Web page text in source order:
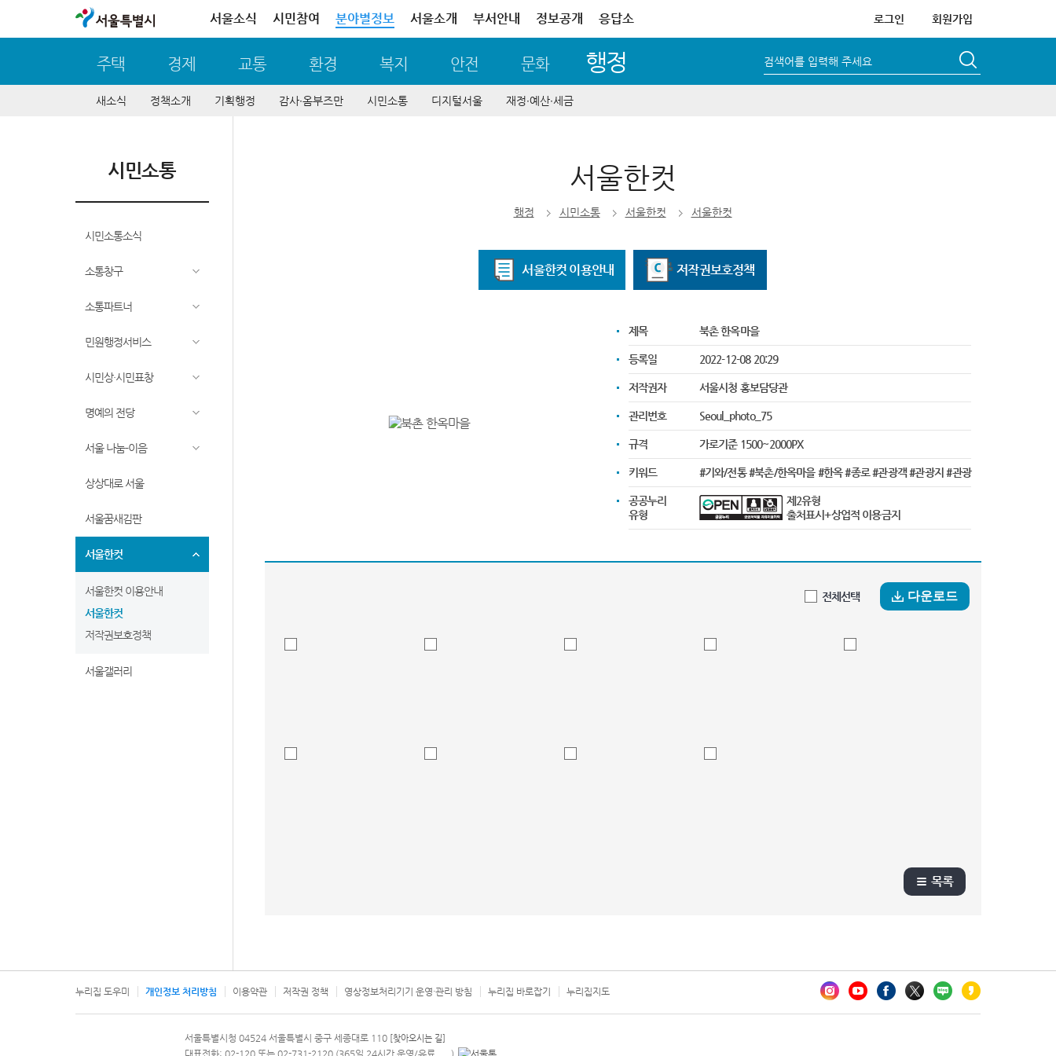
서울특별시 서울소식 시민참여 분야별정보 서울소개 부서안내 정보공개 응답소 로그인 회원가입
주택 경제 교통 환경 복지 안전 문화 행정 검색어를 입력해 주세요
새소식 정책소개 기획행정 감사∙옴부즈만 시민소통 디지털서울 재정∙예산∙세금
시민소통
시민소통소식
소통창구
소통파트너
민원행정서비스
시민상·시민표창
명예의 전당
서울 나눔-이음
상상대로 서울
서울꿈새김판
서울한컷
서울한컷 이용안내
서울한컷
저작권보호정책
서울갤러리
서울한컷
행정 시민소통 서울한컷 서울한컷
서울한컷 이용안내 저작권보호정책
제목 북촌 한옥마을
등록일 2022-12-08 20:29
저작권자 서울시청 홍보담당관
관리번호 Seoul_photo_75
규격 가로기준 1500~2000PX
키워드 #기와/전통 #북촌/한옥마을 #한옥 #종로 #관광객 #관광지 #관광
공공누리
유형
제2유형
출처표시+상업적 이용금지
전체선택 다운로드
목록
누리집 도우미 개인정보 처리방침 이용약관 저작권 정책 영상정보처리기기 운영·관리 방침 누리집 바로잡기 누리집지도
문의 전화번호 120, 120 다산콜재단
서울특별시청 04524 서울특별시 중구 세종대로 110 [찾아오시는 길]
대표전화: 02-120 또는 02-731-2120 (365일 24시간 운영/유료 )